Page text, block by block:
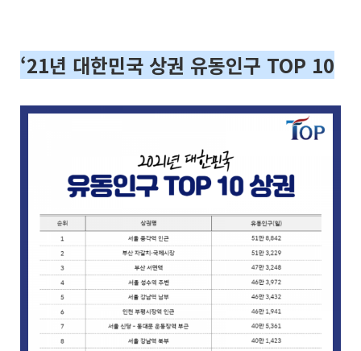
‘21년 대한민국 상권 유동인구 TOP 10